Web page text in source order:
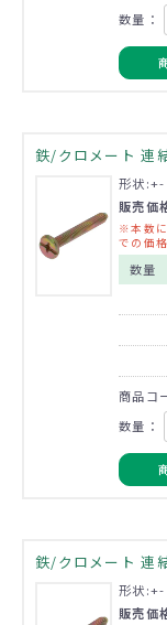
数量：
鉄/クロメート 連
形状:+-
販売価
※本数
での価
数量
商品コ
数量：
鉄/クロメート 連
形状:+-
販売価